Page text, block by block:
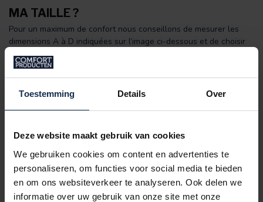
Toestemming Details Over
Deze website maakt gebruik van cookies
We gebruiken cookies om content en advertenties te
personaliseren, om functies voor social media te bieden
en om ons websiteverkeer te analyseren. Ook delen we
informatie over uw gebruik van onze site met onze
MA TAILLE ?
Pour un maximum de confort nous conseillons de mesurer les
dimensions A à D indiquées sur l’image ci-dessous et de choisir
la meilleure taille correspondante.
Longueur
des Bras D:
48
XXL
64 69 62 64
Toutes les tailles sont en CM